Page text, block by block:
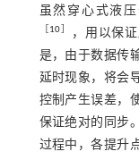
虽然穿心式液
10
，用以保
是，由于数据传
延时现象，将会
控制产生误差，
保证绝对的同步
过程中，各提升